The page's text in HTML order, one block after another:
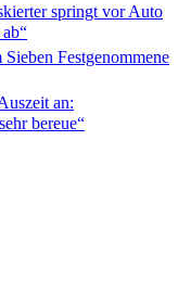
springt vor Auto
Sieben Festgenommene
an:
bereue“